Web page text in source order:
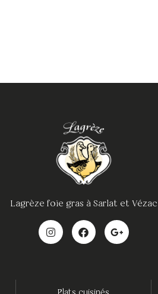
Lagrèze foie gras à Sarlat et Vézac